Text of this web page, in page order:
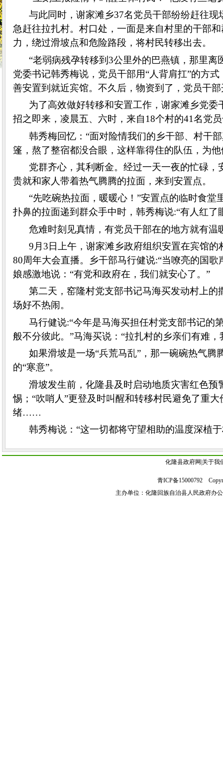
与此同时，谢家滩乡37名党员干部纷纷赶往
急赶往拉扎村。村口处，一面是来自村里的干部
力，绕过滑坡点和危险路段，将村民转移出去。
“老弱病残孕转移到3公里外的巴燕镇，那里
党委书记韩秀梅说，党员干部用“人背肩扛”的方
善安置到就近宾馆。不久后，物资到了，党员干
为了高效做好转移和安置工作，谢家滩乡党
招之即来，凌晨五、六时，来自18个村的41名党
韩秀梅回忆：“面对险情我们的乡干部、村干
篷，熬了整宿都没合眼，这样靠得住的队伍，为他
党群齐心，其利断金。经过一天一夜的忙碌
贵就和家人带着热气腾腾的拉面，来到安置点。
“先吃碗热拉面，暖暖心！”安置点的临时食
扑鼻的拉面递到群众手中时，韩秀梅说:“有人红了
危难时刻见真情，有党员干部在的地方就有温
9月3日上午，谢家滩乡政府组织安置在宾馆
80周年大会直播。乡干部马行健说:“当嘹亮的国
娘感激地说：“有党和政府在，我们就安心了。”
第二天，窑隆村党支部书记马海买发动村上
场好不热闹。
马行健说:“今年是马海买担任村党支部书记的
般不分彼此。”马海买说：“拉扎村的乡亲们有难
如果滑坡是一场“兵荒马乱”，那一碗碗热气
的“寒意”。
滑坡发生前，化隆县及时启动地质灾害红色
惕；“吹哨人”更登及时叫醒和转移村民避免了重
绪……
韩秀梅说：“这一切都将守望相助的温度深植